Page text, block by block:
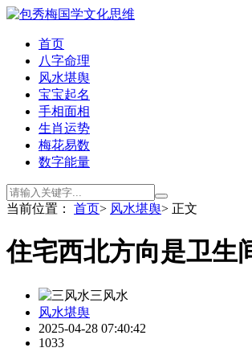
首页
八字命理
风水堪舆
宝宝起名
手相面相
生肖运势
梅花易数
数字能量
当前位置： 首页> 风水堪舆> 正文
住宅西北方向是卫生
三风水
风水堪舆
2025-04-28 07:40:42
1033